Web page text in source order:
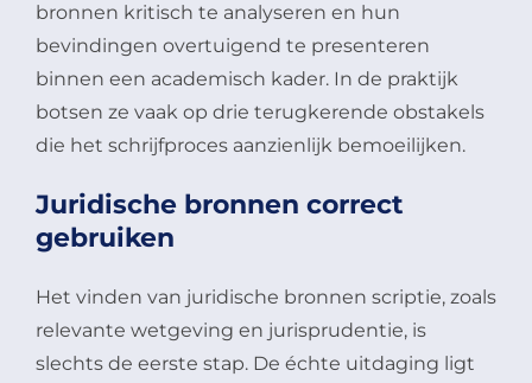
bronnen kritisch te analyseren en hun
bevindingen overtuigend te presenteren
binnen een academisch kader. In de praktijk
botsen ze vaak op drie terugkerende obstakels
die het schrijfproces aanzienlijk bemoeilijken.
Juridische bronnen correct
gebruiken
Het vinden van juridische bronnen scriptie, zoals
relevante wetgeving en jurisprudentie, is
slechts de eerste stap. De échte uitdaging ligt